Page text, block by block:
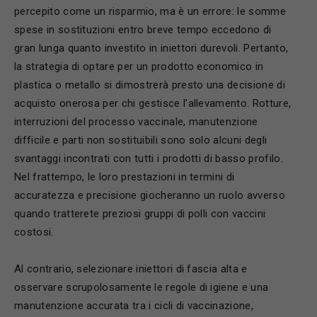
percepito come un risparmio, ma è un errore: le somme
spese in sostituzioni entro breve tempo eccedono di
gran lunga quanto investito in iniettori durevoli. Pertanto,
la strategia di optare per un prodotto economico in
plastica o metallo si dimostrerà presto una decisione di
acquisto onerosa per chi gestisce l’allevamento. Rotture,
interruzioni del processo vaccinale, manutenzione
difficile e parti non sostituibili sono solo alcuni degli
svantaggi incontrati con tutti i prodotti di basso profilo.
Nel frattempo, le loro prestazioni in termini di
accuratezza e precisione giocheranno un ruolo avverso
quando tratterete preziosi gruppi di polli con vaccini
costosi.
Al contrario, selezionare iniettori di fascia alta e
osservare scrupolosamente le regole di igiene e una
manutenzione accurata tra i cicli di vaccinazione,